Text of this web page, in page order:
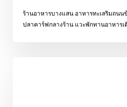
ร้านอาหารบางแสน อาหารทะเลริมถน
ปลาคาร์ฟกลางร้าน แวะพักทานอาหาร